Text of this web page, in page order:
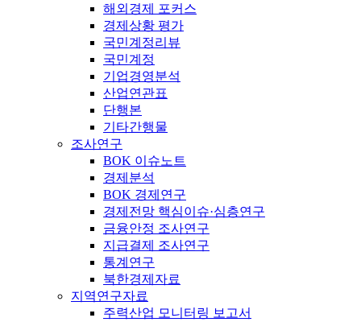
해외경제 포커스
경제상황 평가
국민계정리뷰
국민계정
기업경영분석
산업연관표
단행본
기타간행물
조사연구
BOK 이슈노트
경제분석
BOK 경제연구
경제전망 핵심이슈·심층연구
금융안정 조사연구
지급결제 조사연구
통계연구
북한경제자료
지역연구자료
주력산업 모니터링 보고서